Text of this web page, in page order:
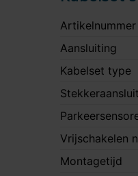
Artikelnummer
Aansluiting
Kabelset type
Vrijschakelen
Montagetijd